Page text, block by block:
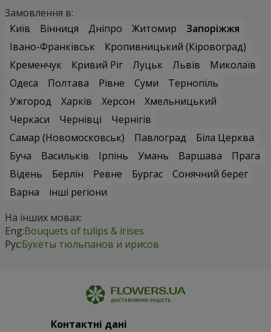
Замовлення в:
Київ
Вінниця Дніпро Житомир
Запоріжжя
Івано-Франківськ
Кропивницький (Кіровоград)
Кременчук
Кривий Ріг Луцьк Львів
Миколаїв
Одеса
Полтава Рівне Суми
Тернопіль
Ужгород
Харків Херсон
Хмельницький
Черкаси
Чернівці
Чернігів
Самар (Новомосковськ)
Павлоград
Біла Церква
Буча
Васильків Ірпінь Умань Варшава
Прага
Відень
Берлін Ревне Бургас
Сонячний берег
Варна
інші регіони
На інших мовах:
Eng:Bouquets of tulips & irises
Рус:Букеты тюльпанов и ирисов
Контактні дані